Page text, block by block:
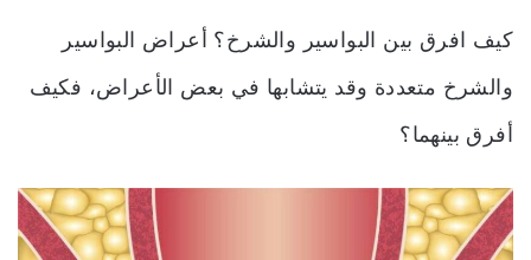
كيف افرق بين البواسير والشرخ؟ أعراض البواسير
والشرخ متعددة وقد يتشابها في بعض الأعراض، فكيف
أفرق بينهما؟